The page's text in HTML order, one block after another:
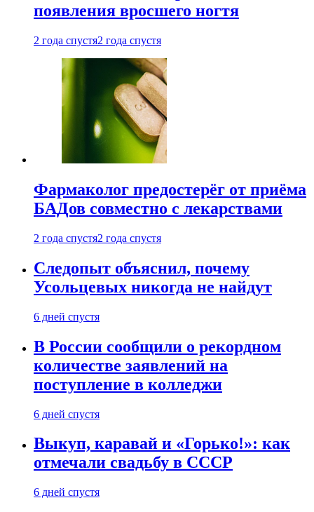
появления вросшего ногтя
2 года спустя2 года спустя
Фармаколог предостерёг от приёма
БАДов совместно с лекарствами
2 года спустя2 года спустя
Следопыт объяснил, почему
Усольцевых никогда не найдут
6 дней спустя
В России сообщили о рекордном
количестве заявлений на
поступление в колледжи
6 дней спустя
Выкуп, каравай и «Горько!»: как
отмечали свадьбу в СССР
6 дней спустя